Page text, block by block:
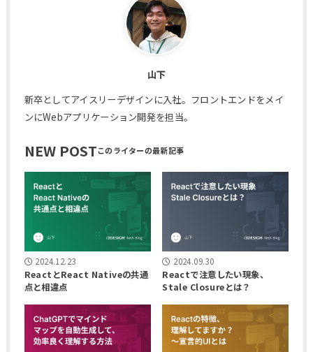
山下
新卒としてアイスリーデザインに入社。フロントエンドをメイ
ンにWebアプリケーション開発を担当。
NEW POST
2024.12.23
ReactとReact Nativeの共通
点と相違点
2024.09.30
Reactで注意したい現象、
Stale Closureとは？